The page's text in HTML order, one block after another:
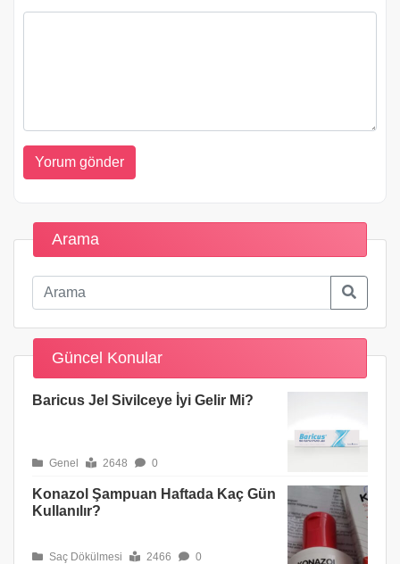
Arama
Güncel Konular
Baricus Jel Sivilceye İyi Gelir Mi?
Genel 2648 0
Konazol Şampuan Haftada Kaç Gün
Kullanılır?
Saç Dökülmesi 2466 0